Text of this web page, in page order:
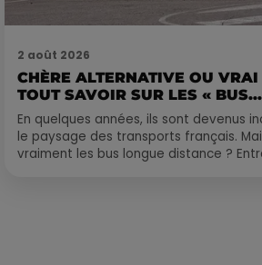
2 août 2026
CHÈRE ALTERNATIVE OU
TOUT SAVOIR SUR LES « BUS...
En quelques années, ils sont devenus
le paysage des transports français.
vraiment les bus longue distance ?